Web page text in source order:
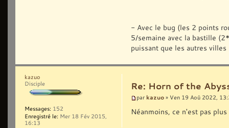
- Avec le bug (les 2 points
5/semaine avec la bastille
puissant que les autres
Re: Horn of the
par kazuo » Ven 19 Aoû 2022,
Néanmoins, ce n'est pas
kazuo
Disciple
Messages: 152
Enregistré le: Mer 18 Fév 2015,
16:13